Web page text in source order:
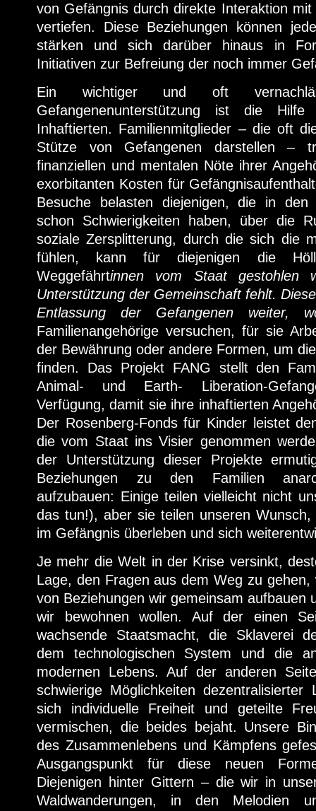
von Gefängnis durch direkte Interaktion
vertiefen. Diese Beziehungen können jede
stärken und sich darüber hinaus in
Initiativen zur Befreiung der noch immer
Ein wichtiger und oft
Gefangenenunterstützung ist die
Inhaftierten. Familienmitglieder – die oft
Stütze von Gefangenen darstellen –
finanziellen und mentalen Nöte ihrer
exorbitanten Kosten für
Besuche belasten diejenigen, die in den
schon Schwierigkeiten haben, über die
soziale Zersplitterung, durch die sich die
fühlen, kann für diejenigen die
Weggefährtinnen vom Staat gestohlen
Unterstützung der Gemeinschaft fehlt.
Entlassung der Gefangenen weiter,
Familienangehörige versuchen, für sie
der Bewährung oder andere Formen, um
finden. Das Projekt FANG stellt den
Animal- und Earth- Liberation-
Verfügung, damit sie ihre inhaftierten
Der Rosenberg-Fonds für Kinder leistet
die vom Staat ins Visier genommen
der Unterstützung dieser Projekte
Beziehungen zu den Familien
aufzubauen: Einige teilen vielleicht nicht
das tun!), aber sie teilen unseren
im Gefängnis überleben und sich
Je mehr die Welt in der Krise versinkt,
Lage, den Fragen aus dem Weg zu
von Beziehungen wir gemeinsam aufbauen
wir bewohnen wollen. Auf der einen
wachsende Staatsmacht, die Sklaverei
dem technologischen System und die
modernen Lebens. Auf der anderen
schwierige Möglichkeiten dezentralisierter
sich individuelle Freiheit und geteilte
vermischen, die beides bejaht. Unsere
des Zusammenlebens und Kämpfens
Ausgangspunkt für diese neuen
Diejenigen hinter Gittern – die wir in
Waldwanderungen, in den Melodien